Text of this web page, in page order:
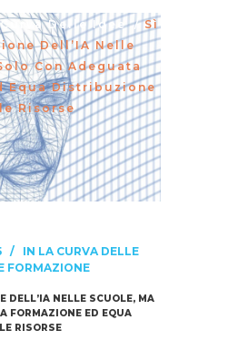
Delle Idee /Sì
Dell’IA Nelle
Con Adeguata
Equa Distribuzione
Risorse
IN LA CURVA DELLE
FORMAZIONE
DELL’IA NELLE SCUOLE, MA
FORMAZIONE ED EQUA
RISORSE